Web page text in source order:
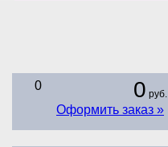
0 0 руб.
Оформить заказ »